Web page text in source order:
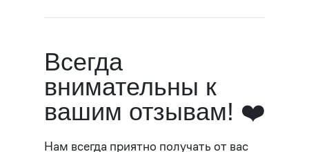
Всегда
внимательны к
вашим отзывам! ❤️
Нам всегда приятно получать от вас